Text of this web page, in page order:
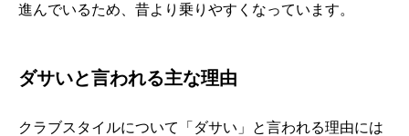
進んでいるため、昔より乗りやすくなっています。
ダサいと言われる主な理由
クラブスタイルについて「ダサい」と言われる理由には